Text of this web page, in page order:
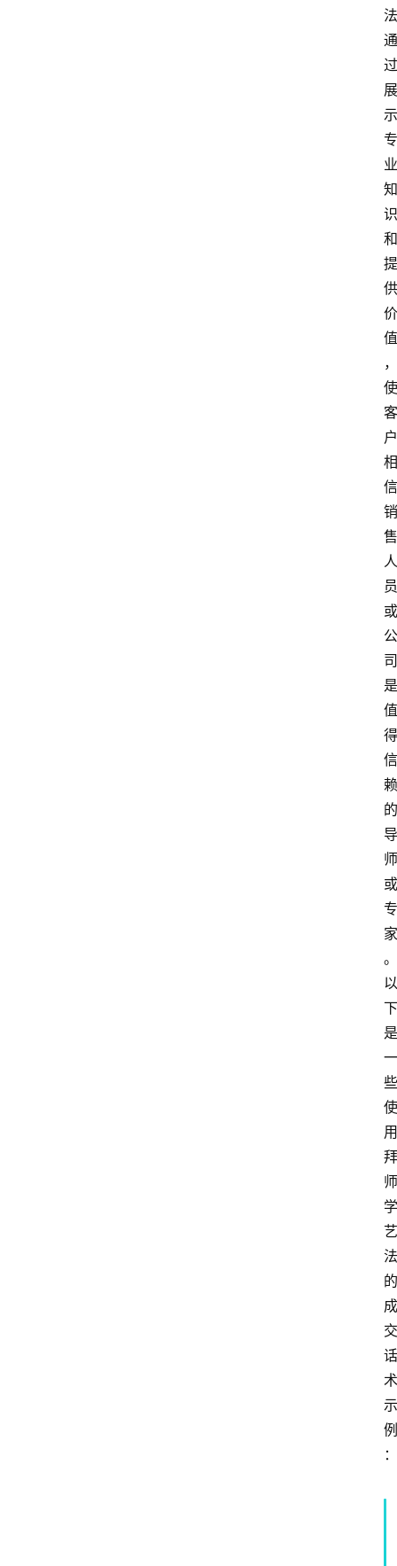
法
通
过
展
示
专
业
知
识
和
提
供
价
值
，
使
客
户
相
信
销
售
人
员
或
公
司
是
值
得
信
赖
的
导
师
或
专
家
。
以
下
是
一
些
使
用
拜
师
学
艺
法
的
成
交
话
术
示
例
：